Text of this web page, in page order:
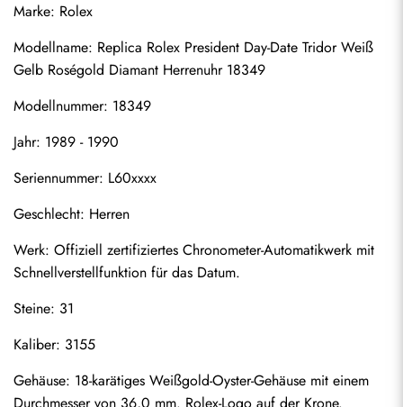
Marke: Rolex
Modellname: Replica Rolex President Day-Date Tridor Weiß
Gelb Roségold Diamant Herrenuhr 18349
Modellnummer: 18349
Jahr: 1989 - 1990
Seriennummer: L60xxxx
Geschlecht: Herren
Werk: Offiziell zertifiziertes Chronometer-Automatikwerk mit
Schnellverstellfunktion für das Datum.
Steine: 31
Kaliber: 3155
Gehäuse: 18-karätiges Weißgold-Oyster-Gehäuse mit einem